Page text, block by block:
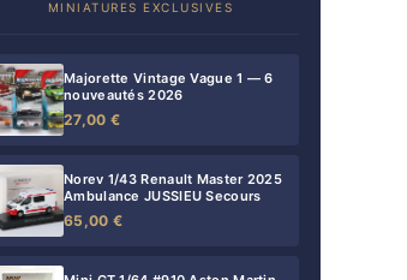
MINIATURES EXCLUSIVES
Majorette Vintage Vague 1 — 6
nouveautés 2026
27,00 €
Norev 1/43 Renault Master 2025
Ambulance JUSSIEU Secours
65,00 €